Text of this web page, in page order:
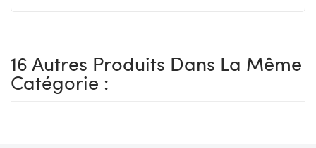
16 Autres Produits Dans La Même
Catégorie :